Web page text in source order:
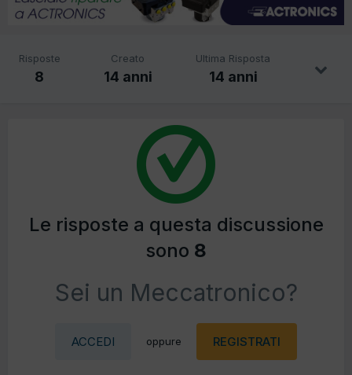
Risposte
8
Creato
14 anni
Ultima Risposta
14 anni
Le risposte a questa discussione
sono 8
Sei un Meccatronico?
ACCEDI oppure REGISTRATI